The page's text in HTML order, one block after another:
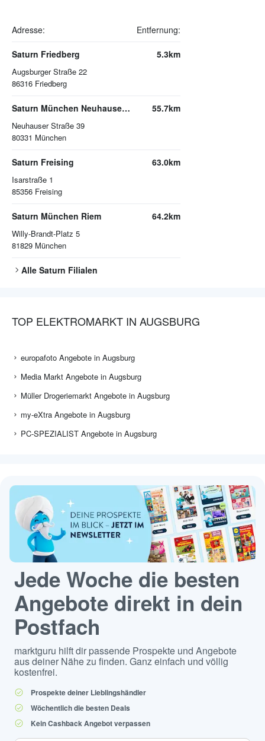
Adresse: Entfernung:
Saturn Friedberg
Augsburger Straße 22
86316 Friedberg
5.3km
Saturn München Neuhauser Straße
Neuhauser Straße 39
80331 München
55.7km
Saturn Freising
Isarstraße 1
85356 Freising
63.0km
Saturn München Riem
Willy-Brandt-Platz 5
81829 München
64.2km
Alle Saturn Filialen
TOP ELEKTROMARKT IN AUGSBURG
europafoto Angebote in Augsburg
Media Markt Angebote in Augsburg
Müller Drogeriemarkt Angebote in Augsburg
my-eXtra Angebote in Augsburg
PC-SPEZIALIST Angebote in Augsburg
Jede Woche die besten
Angebote direkt in dein
Postfach
marktguru hilft dir passende Prospekte und Angebote
aus deiner Nähe zu finden. Ganz einfach und völlig
kostenfrei.
Prospekte deiner Lieblingshändler
Wöchentlich die besten Deals
Kein Cashback Angebot verpassen